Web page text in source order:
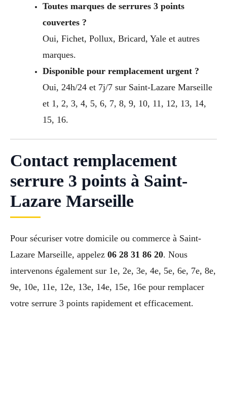
Toutes marques de serrures 3 points
couvertes ?
Oui, Fichet, Pollux, Bricard, Yale et autres
marques.
Disponible pour remplacement urgent ?
Oui, 24h/24 et 7j/7 sur Saint-Lazare Marseille
et 1, 2, 3, 4, 5, 6, 7, 8, 9, 10, 11, 12, 13, 14,
15, 16.
Contact remplacement
serrure 3 points à Saint-
Lazare Marseille
Pour sécuriser votre domicile ou commerce à Saint-
Lazare Marseille, appelez 06 28 31 86 20. Nous
intervenons également sur 1e, 2e, 3e, 4e, 5e, 6e, 7e, 8e,
9e, 10e, 11e, 12e, 13e, 14e, 15e, 16e pour remplacer
votre serrure 3 points rapidement et efficacement.